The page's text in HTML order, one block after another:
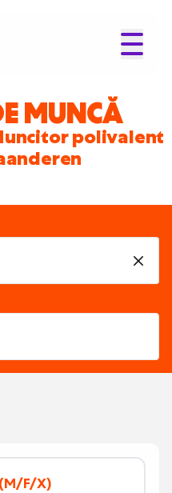
MUNCĂ
polivalent
(M/F/X)